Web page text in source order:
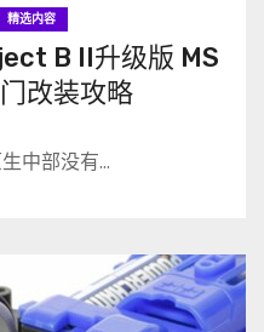
精选内容
B II升级版 MS
改装攻略
中部没有…